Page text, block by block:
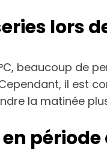
lors
beaucoup de
il est
la matinée